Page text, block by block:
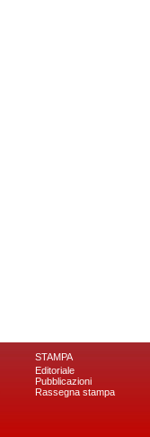
STAMPA
Editoriale
Pubblicazioni
Rassegna stampa